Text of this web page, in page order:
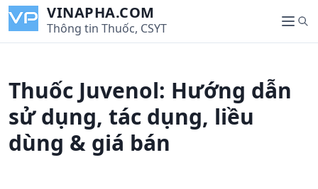
i
VINAPHA.COM
Thông tin Thuốc, CSYT
M
e
S
e
Thuốc Juvenol: Hướng dẫn
sử dụng, tác dụng, liều
dùng & giá bán